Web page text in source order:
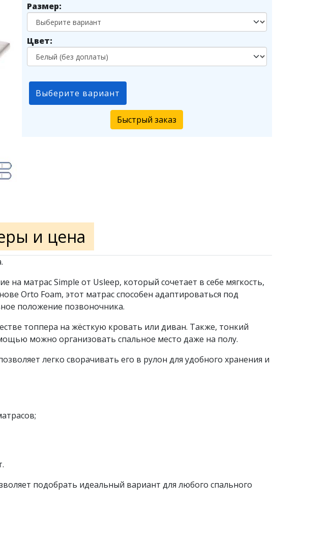
Размер:
Цвет:
Выберите вариант
Быстрый заказ
и цена
матрас Simple от Usleep, который сочетает в себе мягкость,
Orto Foam, этот матрас способен адаптироваться под
положение позвоночника.
топпера на жёсткую кровать или диван. Также, тонкий
можно организовать спальное место даже на полу.
легко сворачивать его в рулон для удобного хранения и
подобрать идеальный вариант для любого спального